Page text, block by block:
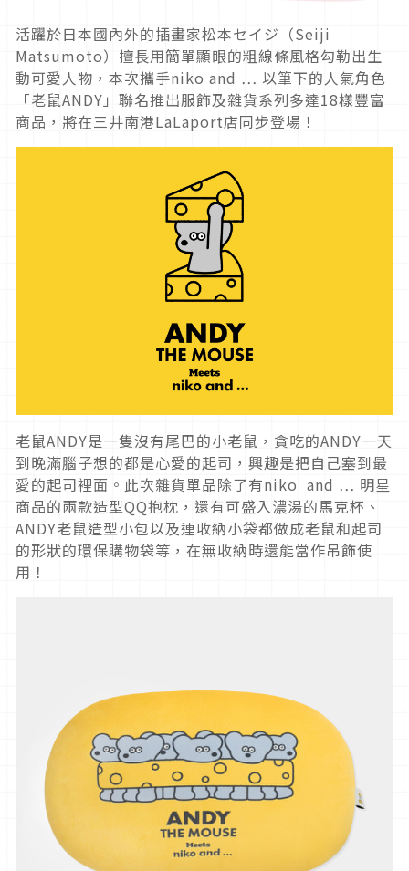
活躍於日本國內外的插畫家松本セイジ（Seiji
Matsumoto）擅長用簡單顯眼的粗線條風格勾勒出生
動可愛人物，本次攜手niko and … 以筆下的人氣角色
「老鼠ANDY」聯名推出服飾及雜貨系列多達18樣豐富
商品，將在三井南港LaLaport店同步登場！
老鼠ANDY是一隻沒有尾巴的小老鼠，貪吃的ANDY一天
到晚滿腦子想的都是心愛的起司，興趣是把自己塞到最
愛的起司裡面。此次雜貨單品除了有niko and … 明星
商品的兩款造型QQ抱枕，還有可盛入濃湯的馬克杯、
ANDY老鼠造型小包以及連收納小袋都做成老鼠和起司
的形狀的環保購物袋等，在無收納時還能當作吊飾使
用！